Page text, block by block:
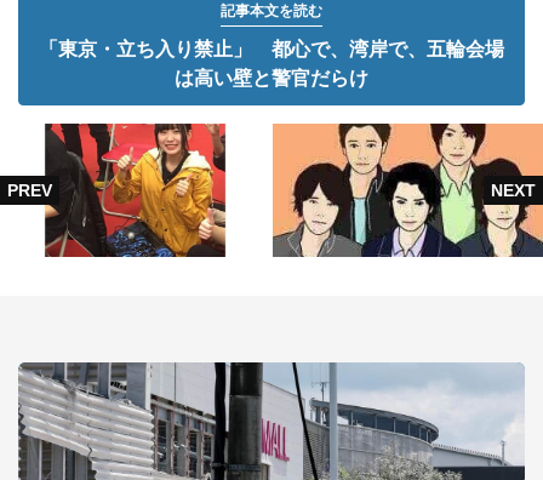
記事本文を読む
「東京・立ち入り禁止」 都心で、湾岸で、五輪会場
は高い壁と警官だらけ